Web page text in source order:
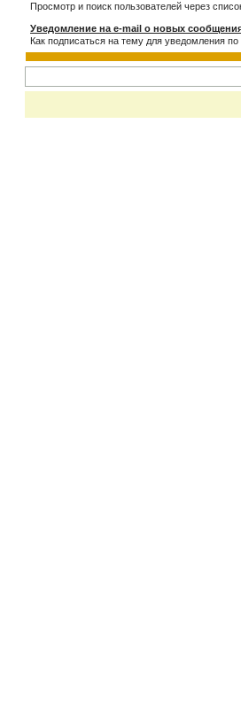
Просмотр и поиск пользователей через
Уведомление на e-mail о новых
Как подписаться на тему для уведомления по